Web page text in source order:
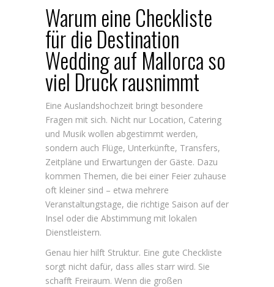
Warum eine Checkliste
für die Destination
Wedding auf Mallorca so
viel Druck rausnimmt
Eine Auslandshochzeit bringt besondere
Fragen mit sich. Nicht nur Location, Catering
und Musik wollen abgestimmt werden,
sondern auch Flüge, Unterkünfte, Transfers,
Zeitpläne und Erwartungen der Gäste. Dazu
kommen Themen, die bei einer Feier zuhause
oft kleiner sind – etwa mehrere
Veranstaltungstage, die richtige Saison auf der
Insel oder die Abstimmung mit lokalen
Dienstleistern.
Genau hier hilft Struktur. Eine gute Checkliste
sorgt nicht dafür, dass alles starr wird. Sie
schafft Freiraum. Wenn die großen